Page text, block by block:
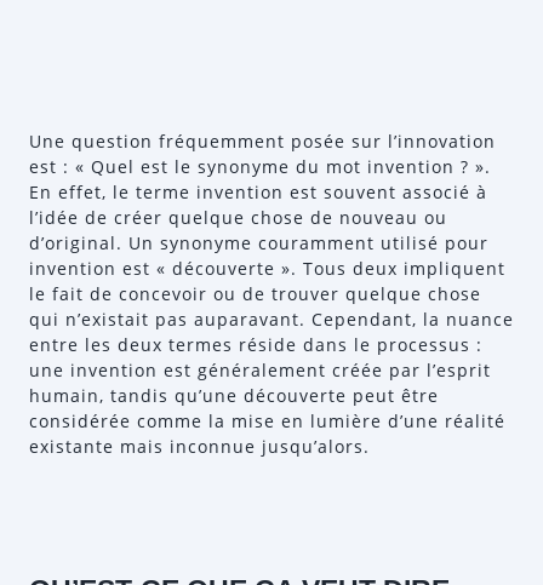
Une question fréquemment posée sur l’innovation
est : « Quel est le synonyme du mot invention ? ».
En effet, le terme invention est souvent associé à
l’idée de créer quelque chose de nouveau ou
d’original. Un synonyme couramment utilisé pour
invention est « découverte ». Tous deux impliquent
le fait de concevoir ou de trouver quelque chose
qui n’existait pas auparavant. Cependant, la nuance
entre les deux termes réside dans le processus :
une invention est généralement créée par l’esprit
humain, tandis qu’une découverte peut être
considérée comme la mise en lumière d’une réalité
existante mais inconnue jusqu’alors.